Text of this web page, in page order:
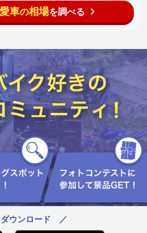
愛車の相場を調べる
ウンロード ／